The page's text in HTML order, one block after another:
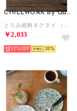
CHILLWORK by Quit Running
￥2,033
32% 20